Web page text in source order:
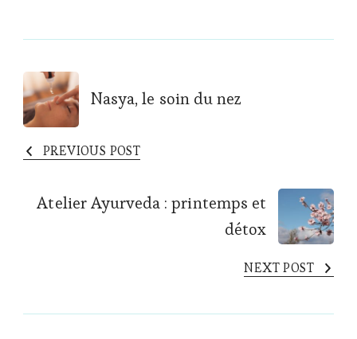
Post
Navigation
Nasya, le soin du nez
PREVIOUS POST
Atelier Ayurveda : printemps et
détox
NEXT POST